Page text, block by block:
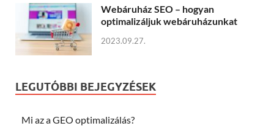
Webáruház SEO – hogyan
optimalizáljuk webáruházunkat
2023.09.27.
LEGUTÓBBI BEJEGYZÉSEK
Mi az a GEO optimalizálás?